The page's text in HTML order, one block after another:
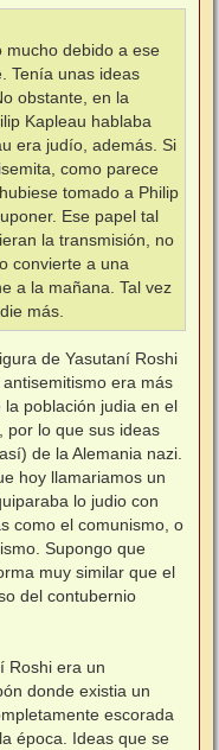
mucho debido a ese
Tenía unas ideas
obstante, en la
Kapleau hablaba
era judío, además. Si
como parece
tomado a Philip
Ese papel tal
la transmisión, no
convierte a una
a la mañana. Tal vez
más.
de Yasutaní Roshi
era más
población judia en el
por lo que sus ideas
de la Alemania nazi.
hoy llamariamos un
lo judio con
como el comunismo, o
Supongo que
muy similar que el
del contubernio
Roshi era un
donde existia un
escorada
época. Ideas que se